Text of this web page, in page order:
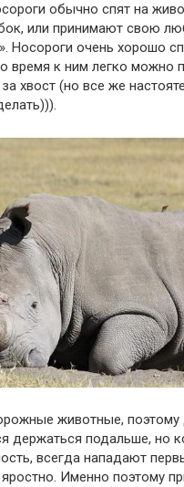
обычно спят на
или принимают свою
Носороги очень хорошо
время к ним легко можно
хвост (но все же
животные, поэтому
держаться подальше, но
всегда нападают
Именно поэтому